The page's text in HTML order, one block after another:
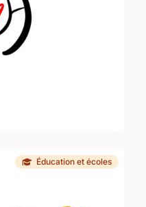
Éducation et écoles